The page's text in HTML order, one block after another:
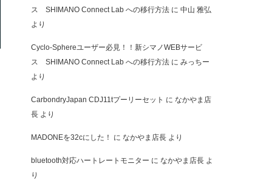
ス SHIMANO Connect Lab への移行方法 に 中山 雅弘
より
Cyclo-Sphereユーザー必見！！新シマノWEBサービ
ス SHIMANO Connect Lab への移行方法 に みっちー
より
CarbondryJapan CDJ11tプーリーセット に なかやま店
長 より
MADONEを32cにした！ に なかやま店長 より
bluetooth対応ハートレートモニター に なかやま店長 よ
り